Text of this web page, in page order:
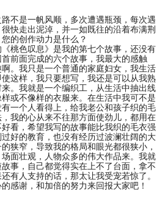
不是一帆风顺，多次遭遇瓶颈，每次遇
快走出泥淖，并一如既往的沿着布满荆
您的创作动力是什么？
桃色叹息》是我的第七个故事，还没有
前面完成的六个故事，我最大的感触
。我只是一个普通的家庭妇女，我生活
这样，我只要想写，我还是可以从我熟
。我就是一个编织工，从生活中抽出线
或不像样的衣服来。在生活中我可不是
一个人看得上，给我老公和孩子织的毛
我的心从来不往那方面使劲儿，都用在
看，希望我写的故事能比我织的毛衣强
好的教育，也没有经历过波澜壮阔的大
狭窄，导致我的格局和眼光都很狭小，
面壮观，人物众多的伟大作品来。我就
事，自己都觉得实在上不了台面，拿不
有人支持的话，那太让我受宠若惊了。
感谢，和加倍的努力来回报大家吧！